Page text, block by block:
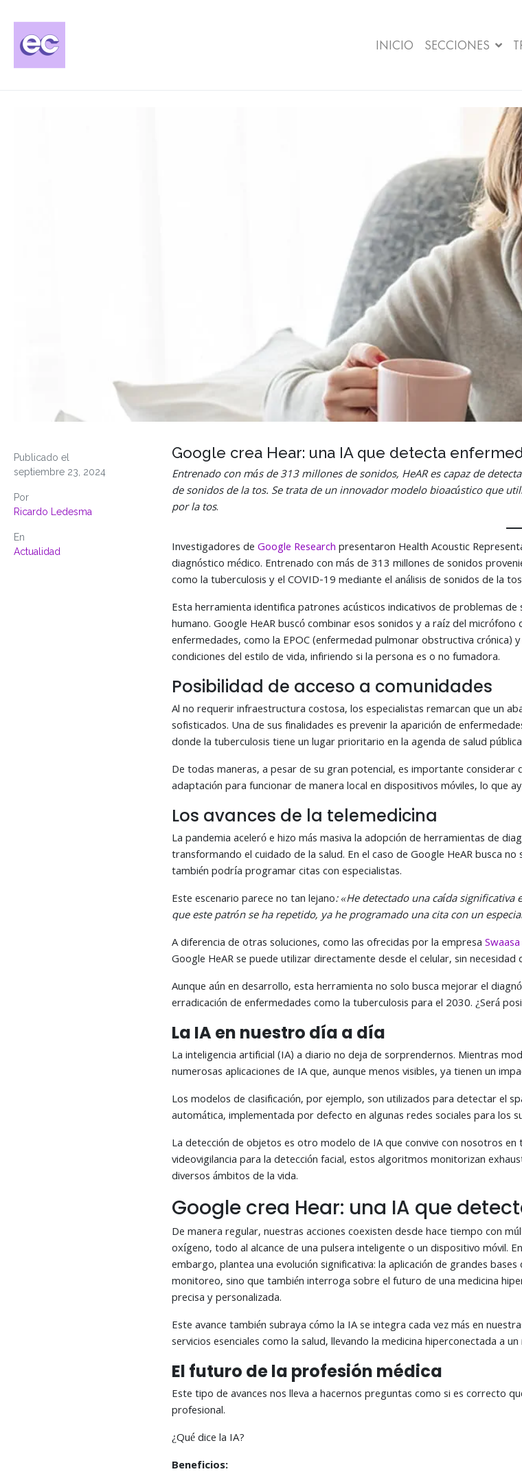
INICIO SECCIONES
Publicado el
septiembre 23, 2024
Por
Ricardo Ledesma
En
Actualidad
Google crea Hear: una IA que detecta
Entrenado con más de 313 millones de sonidos, HeAR es capaz de
de sonidos de la tos. Se trata de un innovador modelo bioacústico que
por la tos.
Investigadores deGoogle Researchpresentaron Health Acoustic
diagnóstico médico. Entrenado con más de 313 millones de sonidos
como la tuberculosis y el COVID-19 mediante el análisis de sonidos de la
Esta herramienta identifica patrones acústicos indicativos de problemas
humano. Google HeAR buscó combinar esos sonidos y a raíz del
enfermedades, como la EPOC (enfermedad pulmonar obstructiva
condiciones del estilo de vida, infiriendo si la persona es o no fumadora.
Posibilidad de acceso a comunidades
Al no requerir infraestructura costosa, los especialistas remarcan que un
sofisticados. Una de sus finalidades es prevenir la aparición de
donde la tuberculosis tiene un lugar prioritario en la agenda de salud
De todas maneras, a pesar de su gran potencial, es importante
adaptación para funcionar de manera local en dispositivos móviles, lo que
Los avances de la telemedicina
La pandemia aceleró e hizo más masiva la adopción de herramientas de
transformando el cuidado de la salud. En el caso de Google HeAR busca
también podría programar citas con especialistas.
Este escenario parece no tan lejano: «He detectado una caída
que este patrón se ha repetido, ya he programado una cita con un
A diferencia de otras soluciones, como las ofrecidas por la empresa
Google HeAR se puede utilizar directamente desde el celular, sin
Aunque aún en desarrollo, esta herramienta no solo busca mejorar el
erradicación de enfermedades como la tuberculosis para el 2030. ¿Será
La IA en nuestro día a día
La inteligencia artificial (IA) a diario no deja de sorprendernos. Mientras
numerosas aplicaciones de IA que, aunque menos visibles, ya tienen un
Los modelos de clasificación, por ejemplo, son utilizados para detectar el
automática, implementada por defecto en algunas redes sociales para los
La detección de objetos es otro modelo de IA que convive con nosotros
videovigilancia para la detección facial, estos algoritmos monitorizan
diversos ámbitos de la vida.
Google crea Hear: una IA que
De manera regular, nuestras acciones coexisten desde hace tiempo con
oxígeno, todo al alcance de una pulsera inteligente o un dispositivo móvil.
embargo, plantea una evolución significativa: la aplicación de grandes
monitoreo, sino que también interroga sobre el futuro de una medicina
precisa y personalizada.
Este avance también subraya cómo la IA se integra cada vez más en
servicios esenciales como la salud, llevando la medicina hiperconectada a un
El futuro de la profesión médica
Este tipo de avances nos lleva a hacernos preguntas como si es correcto
profesional.
¿Qué dice la IA?
Beneficios: